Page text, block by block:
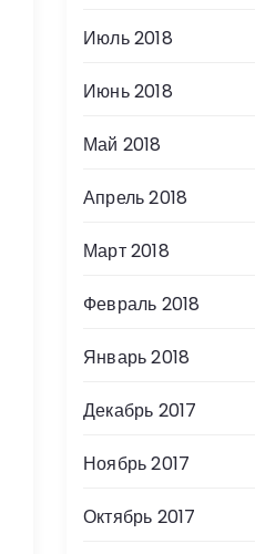
Июль 2018
Июнь 2018
Май 2018
Апрель 2018
Март 2018
Февраль 2018
Январь 2018
Декабрь 2017
Ноябрь 2017
Октябрь 2017